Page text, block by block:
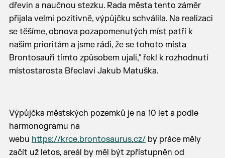
dřevin a naučnou stezku. Rada města tento záměr
přijala velmi pozitivně, výpůjčku schválila. Na realizaci
se těšíme, obnova pozapomenutých míst patří k
našim prioritám a jsme rádi, že se tohoto místa
Brontosauři tímto způsobem ujali," řekl k rozhodnutí
místostarosta Břeclavi Jakub Matuška.
Výpůjčka městských pozemků je na 10 let a podle
harmonogramu na
webu https://krce.brontosaurus.cz/by práce měly
začít už letos, areál by měl být zpřístupněn od